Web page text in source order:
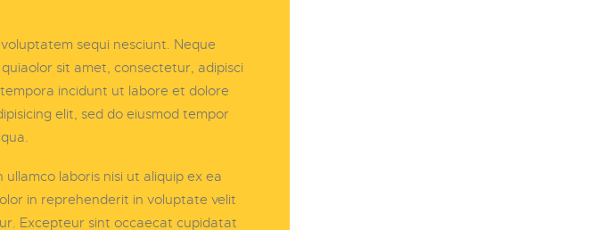
sequi nesciunt. Neque
sit amet, consectetur, adipisci
incidunt ut labore et dolore
elit, sed do eiusmod tempor
laboris nisi ut aliquip ex ea
in reprehenderit in voluptate velit
Excepteur sint occaecat cupidatat